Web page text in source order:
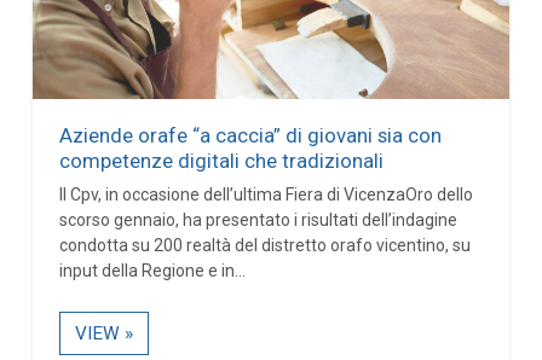
Aziende orafe “a caccia” di giovani sia con
competenze digitali che tradizionali
Il Cpv, in occasione dell’ultima Fiera di VicenzaOro dello
scorso gennaio, ha presentato i risultati dell’indagine
condotta su 200 realtà del distretto orafo vicentino, su
input della Regione e in...
VIEW »